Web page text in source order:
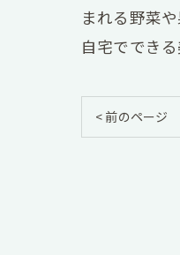
まれる野菜
自宅ででき
< 前のページ